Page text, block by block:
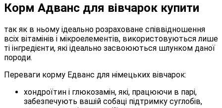
Корм Адванс для вівчарок купити
так як в ньому ідеально розраховане співвідношення
всіх вітамінів і мікроелементів, використовуються лише
ті інгредієнти, які ідеально засвоюються шлунком даної
породи.
Переваги корму Едванс для німецьких вівчарок:
хондроїтин і глюкозамін, які, працюючи в парі,
забезпечують вашій собаці підтримку суглобів,